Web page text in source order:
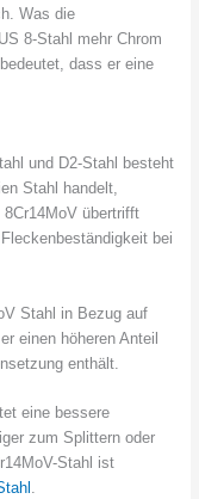
Was die
8-Stahl mehr Chrom
dass er eine
und D2-Stahl besteht
Stahl handelt,
übertrifft
bei
Stahl in Bezug auf
einen höheren Anteil
enthält.
eine bessere
zum Splittern oder
Stahl ist
.